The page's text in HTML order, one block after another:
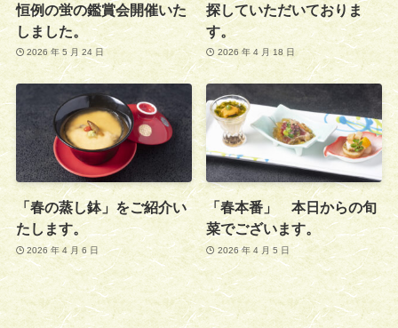
恒例の蛍の鑑賞会開催いた
しました。
2026 年 5 月 24 日
探していただいておりま
す。
2026 年 4 月 18 日
「春の蒸し鉢」をご紹介い
たします。
2026 年 4 月 6 日
「春本番」 本日からの旬
菜でございます。
2026 年 4 月 5 日